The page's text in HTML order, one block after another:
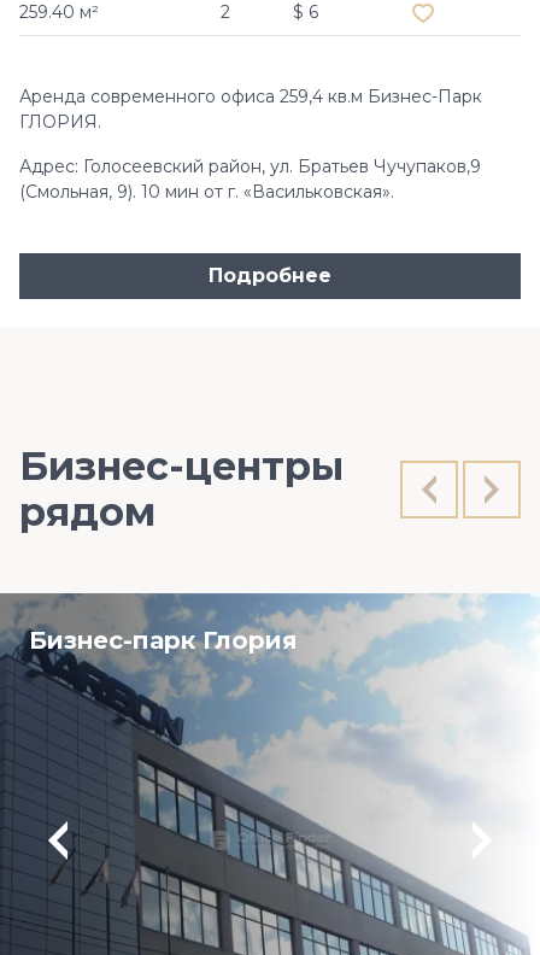
259.40 м² 2 $ 6
Аренда современного офиса 259,4 кв.м Бизнес-Парк
ГЛОРИЯ.
Адрес: Голосеевский район, ул. Братьев Чучупаков,9
(Смольная, 9). 10 мин от г. «Васильковская».
Подробнее
Бизнес-центры
рядом
Бизнес-парк Глория